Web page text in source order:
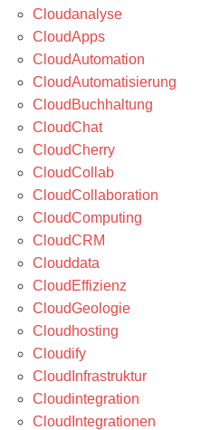
Cloudanalyse
CloudApps
CloudAutomation
CloudAutomatisierung
CloudBuchhaltung
CloudChat
CloudCherry
CloudCollab
CloudCollaboration
CloudComputing
CloudCRM
Clouddata
CloudEffizienz
CloudGeologie
Cloudhosting
Cloudify
CloudInfrastruktur
Cloudintegration
CloudIntegrationen